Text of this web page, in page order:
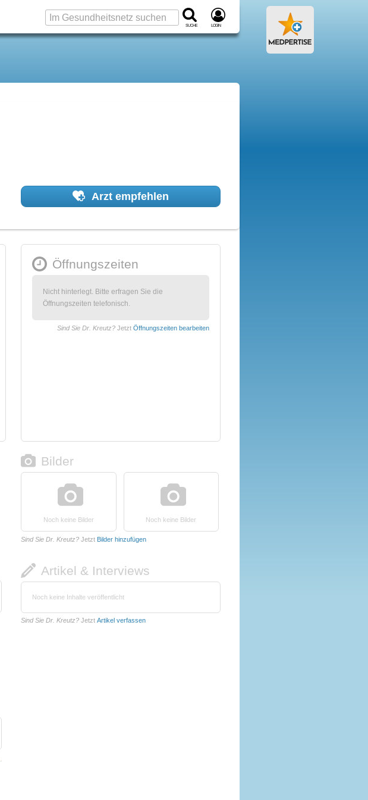
Suche Login
Arzt empfehlen
Öffnungszeiten
Nicht hinterlegt. Bitte erfragen Sie die
Öffnungszeiten telefonisch.
Sind Sie Dr. Kreutz? Jetzt Öffnungszeiten bearbeiten
.
Bilder
Noch keine Bilder Noch keine Bilder
Sind Sie Dr. Kreutz? Jetzt Bilder hinzufügen
Artikel & Interviews
Noch keine Inhalte veröffentlicht
Sind Sie Dr. Kreutz? Jetzt Artikel verfassen